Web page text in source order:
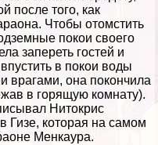
после того, как
Чтобы отомстить
покои своего
запереть гостей и
в покои воды
врагами, она покончила
в горящую комнату).
Нитокрис
Гизе, которая на самом
Менкаура.